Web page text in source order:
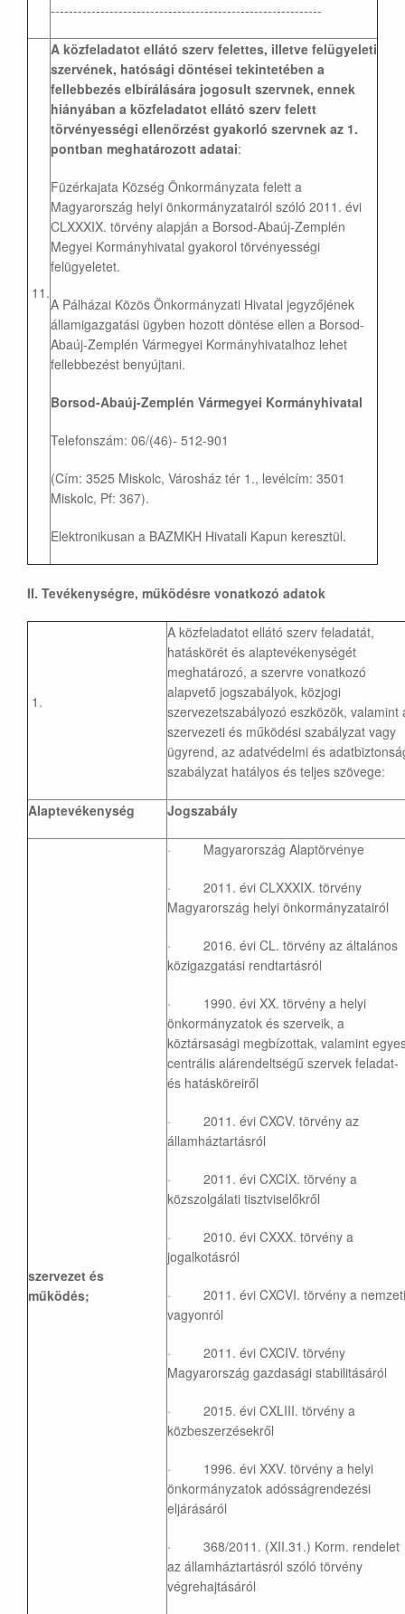
------------------------------------------------------------
11.
A közfeladatot ellátó szerv felettes, illetve felügyeleti
szervének, hatósági döntései tekintetében a
fellebbezés elbírálására jogosult szervnek, ennek
hiányában a közfeladatot ellátó szerv felett
törvényességi ellenőrzést gyakorló szervnek az 1.
pontban meghatározott adatai:
Füzérkajata Község Önkormányzata felett a
Magyarország helyi önkormányzatairól szóló 2011. évi
CLXXXIX. törvény alapján a Borsod-Abaúj-Zemplén
Megyei Kormányhivatal gyakorol törvényességi
felügyeletet.
A Pálházai Közös Önkormányzati Hivatal jegyzőjének
államigazgatási ügyben hozott döntése ellen a Borsod-
Abaúj-Zemplén Vármegyei Kormányhivatalhoz lehet
fellebbezést benyújtani.
Borsod-Abaúj-Zemplén Vármegyei Kormányhivatal
Telefonszám: 06/(46)- 512-901
(Cím: 3525 Miskolc, Városház tér 1., levélcím: 3501
Miskolc, Pf: 367).
Elektronikusan a BAZMKH Hivatali Kapun keresztül.
II. Tevékenységre, működésre vonatkozó adatok
1.
A közfeladatot ellátó szerv feladatát,
hatáskörét és alaptevékenységét
meghatározó, a szervre vonatkozó
alapvető jogszabályok, közjogi
szervezetszabályozó eszközök, valamint
szervezeti és működési szabályzat vagy
ügyrend, az adatvédelmi és
szabályzat hatályos és teljes szövege:
Alaptevékenység Jogszabály
szervezet és
működés;
· Magyarország Alaptörvénye
· 2011. évi CLXXXIX. törvény
Magyarország helyi önkormányzatairól
· 2016. évi CL. törvény az általános
közigazgatási rendtartásról
· 1990. évi XX. törvény a helyi
önkormányzatok és szerveik, a
köztársasági megbízottak, valamint
centrális alárendeltségű szervek feladat-
és hatásköreiről
· 2011. évi CXCV. törvény az
államháztartásról
· 2011. évi CXCIX. törvény a
közszolgálati tisztviselőkről
· 2010. évi CXXX. törvény a
jogalkotásról
· 2011. évi CXCVI. törvény a nemzeti
vagyonról
· 2011. évi CXCIV. törvény
Magyarország gazdasági stabilitásáról
· 2015. évi CXLIII. törvény a
közbeszerzésekről
· 1996. évi XXV. törvény a helyi
önkormányzatok adósságrendezési
eljárásáról
· 368/2011. (XII.31.) Korm. rendelet
az államháztartásról szóló törvény
végrehajtásáról